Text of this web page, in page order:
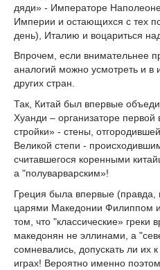
дяди» - Императоре
Империи и остающихся с тех
день), Италию и воцариться
Впрочем, если внимательнее
аналогий можно усмотреть и в
других стран.
Так, Китай был впервые
Хуанди – организаторе первой
стройки» - стены,
Великой степи -
считавшегося коренными
а "полуварварским»!
Греция была впервые (правда,
царями Македонии Филиппом
том, что "классические» греки
македонян не эллинами, а
сомневались, допускать ли их
играх! Вероятно именно